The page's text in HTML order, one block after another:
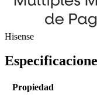
Hisense
Propiedad